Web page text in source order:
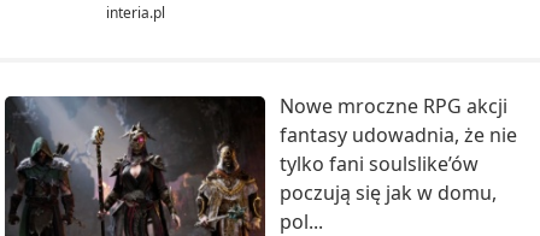
interia.pl
Nowe mroczne RPG akcji
fantasy udowadnia, że nie
tylko fani soulslike’ów
poczują się jak w domu,
pol...